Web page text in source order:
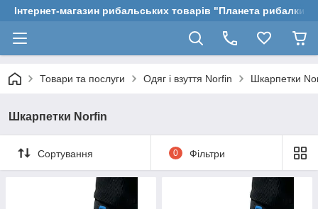
Інтернет-магазин рибальських товарів "Планета рибалки"
Товари та послуги Одяг і взуття Norfin Шкарпетки
Шкарпетки Norfin
Сортування 0 Фільтри